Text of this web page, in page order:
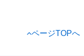
ページTOPへ